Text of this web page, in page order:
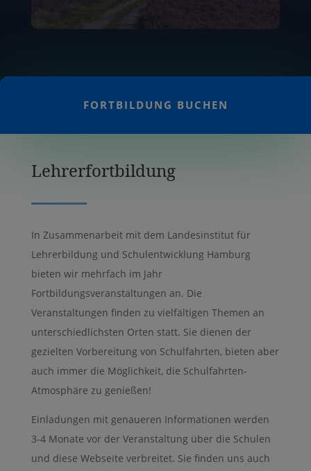
FORTBILDUNG BUCHEN
Lehrerfortbildung
In Zusammenarbeit mit dem Landesinstitut für
Lehrerbildung und Schulentwicklung Hamburg
bieten wir mehrfach im Jahr
Fortbildungsveranstaltungen an. Die
Veranstaltungen finden zu vielfältigen Themen an
unterschiedlichsten Orten statt. Sie dienen der
gezielten Vorbereitung von Schulfahrten, bieten aber
auch immer die Möglichkeit, die Schulfahrten-
Atmosphäre zu genießen!
Einladungen mit genaueren Informationen werden
3-4 Monate vor der Veranstaltung über die Schulen
und diese Webseite verbreitet. Sie finden uns auch